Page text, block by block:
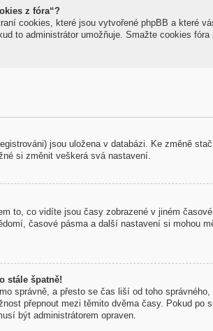
z fóra“?
cookies, které jsou vytvořené phpBB a které
to administrátor umožňuje. Smažte cookies
jsou uložena v databázi. Ke změně
si změnit veškerá svá nastavení.
to, co vidíte jsou časy zobrazené v jiném
časové pásma a další nastavení si mohou
stále špatně!
správně, a přesto se čas liší od toho
přepnout mezi těmito dvěma časy. Pokud po
být administrátorem opraven.